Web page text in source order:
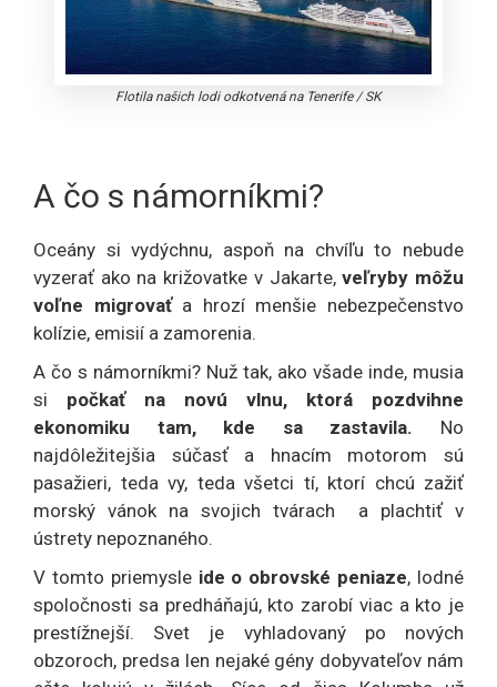
Flotila našich lodi odkotvená na Tenerife/SK
A čo s námorníkmi?
Oceány si vydýchnu, aspoň na chvíľu to nebude
vyzerať ako na križovatke v Jakarte,veľryby môžu
voľne migrovať a hrozí menšie nebezpečenstvo
kolízie, emisií a zamorenia.
A čo s námorníkmi? Nuž tak, ako všade inde, musia
si počkať na novú vlnu, ktorá pozdvihne
ekonomiku tam, kde sa zastavila. No
najdôležitejšia súčasť a hnacím motorom sú
pasažieri, teda vy, teda všetci tí, ktorí chcú zažiť
morský vánok na svojich tvárach a plachtiť v
ústrety nepoznaného.
V tomto priemysle ide o obrovské peniaze, lodné
spoločnosti sa predháňajú, kto zarobí viac a kto je
prestížnejší. Svet je vyhladovaný po nových
obzoroch, predsa len nejaké gény dobyvateľov nám